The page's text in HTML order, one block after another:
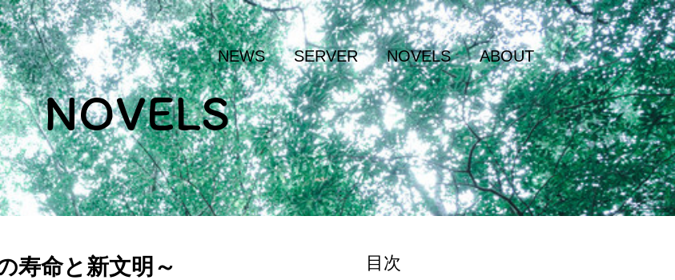
NEWS SERVER NOVELS ABOUT
NOVELS
寿命と新文明～ 目次